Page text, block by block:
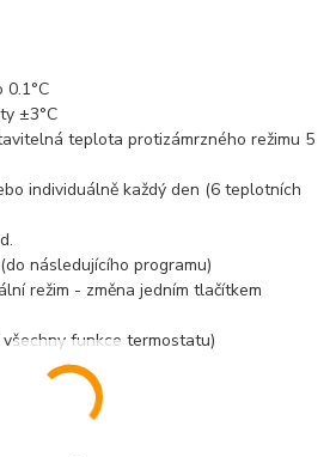
±3°C
teplota protizámrzného režimu 5
individuálně každý den (6 teplotních
následujícího programu)
režim - změna jedním tlačítkem
funkce termostatu)